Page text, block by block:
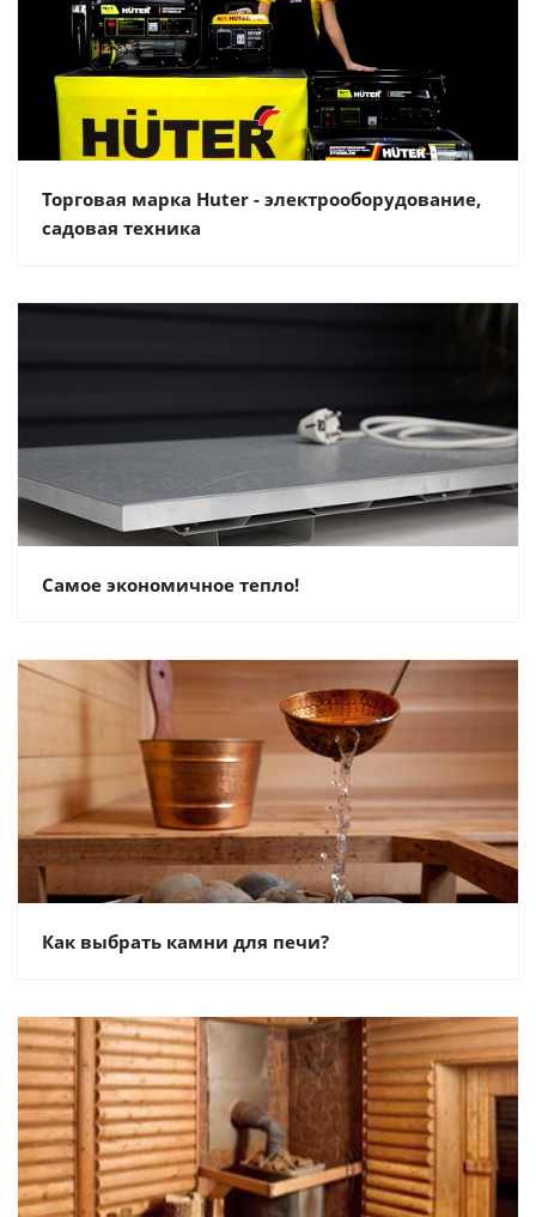
Торговая марка Huter - электрооборудование,
садовая техника
Самое экономичное тепло!
Как выбрать камни для печи?